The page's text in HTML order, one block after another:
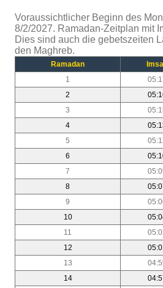
Voraussichtlicher Beginn des
8/2/2027. Ramadan-Zeitplan mit
Dies sind auch die gebetszeiten
den Maghreb.
Ramadan
1
2
3
4
5
6
7
8
9
10
11
12
13
14